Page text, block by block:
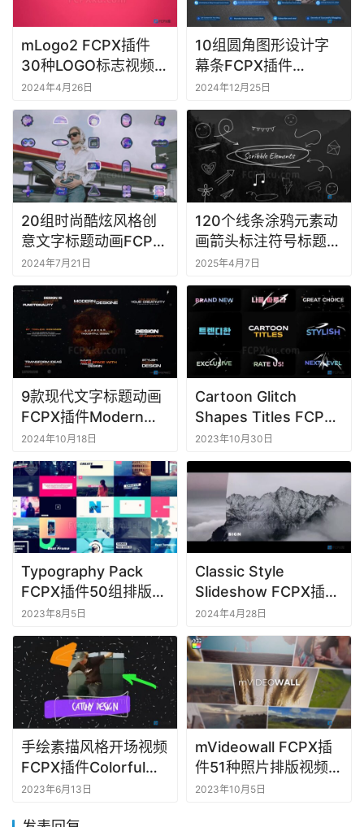
软
件
M
a
软
件
mLogo2 FCPX插件
30种LOGO标志视频片
头动画
2024年4月26日
10组圆角图形设计字
幕条FCPX插件
Rounded Lower
Thirds
2024年12月25日
20组时尚酷炫风格创
意文字标题动画FCPX
插件Creative Titles
2024年7月21日
120个线条涂鸦元素动
画箭头标注符号标题
FCPX插件Scribble
Elements
2025年4月7日
9款现代文字标题动画
FCPX插件Modern
Titles 1.0
2024年10月18日
Cartoon Glitch
Shapes Titles FCPX
插件8组卡通故障形状
动画文字标题字幕
2023年10月30日
Typography Pack
FCPX插件50组排版介
绍宣传文字标题动画
2023年8月5日
Classic Style
Slideshow FCPX插件
经典风格幻灯片宣传视
频
2024年4月28日
手绘素描风格开场视频
FCPX插件Colorful
Sketch Opener
2023年6月13日
mVideowall FCPX插
件51种照片排版视频墙
展示动画样式
2023年10月5日